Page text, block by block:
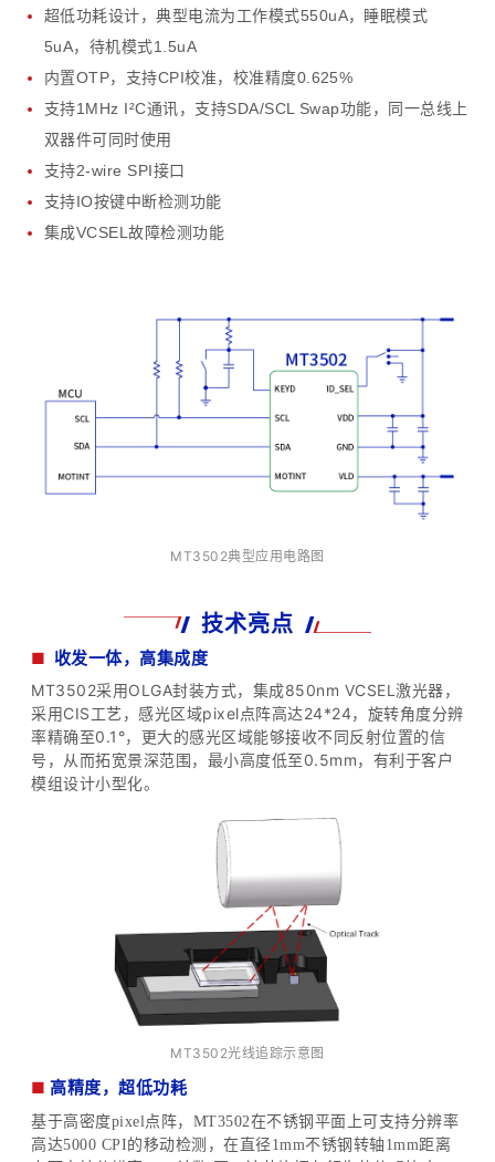
超低功耗设计，典型电流为工作模式550uA，睡眠模式
5uA，待机模式1.5uA
内置OTP，支持CPI校准，校准精度0.625%
支持1MHz I²C通讯，支持SDA/SCL Swap功能，同一总线上
双器件可同时使用
支持2-wire SPI接口
支持IO按键中断检测功能
集成VCSEL故障检测功能
MT350 2典型应用电路图
技术亮点
■ 收发一体，高集成度
MT3502采用OLGA封装方式，集成850nm VCSEL激光器，
采用CIS工艺，感光区域pixel点阵高达24*24，旋转角度分辨
率精确至0.1°，更大的感光区域能够接收不同反射位置的信
号，从而拓宽景深范围，最小高度低至0.5mm，有利于客户
模组设计小型化。
MT350 2光线追踪示意图
■ 高精度，超低功耗
基于高密度pixel点阵，MT3502在不锈钢平面上可支持分辨率
高达5000 CPI的移动检测，在直径1mm不锈钢转轴1mm距离